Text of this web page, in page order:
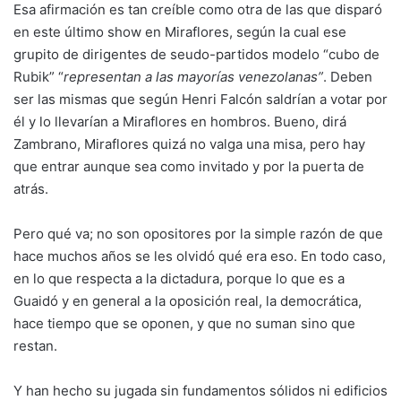
Esa afirmación es tan creíble como otra de las que disparó
en este último show en Miraflores, según la cual ese
grupito de dirigentes de seudo-partidos modelo “cubo de
Rubik” “representan a las mayorías venezolanas”. Deben
ser las mismas que según Henri Falcón saldrían a votar por
él y lo llevarían a Miraflores en hombros. Bueno, dirá
Zambrano, Miraflores quizá no valga una misa, pero hay
que entrar aunque sea como invitado y por la puerta de
atrás.
Pero qué va; no son opositores por la simple razón de que
hace muchos años se les olvidó qué era eso. En todo caso,
en lo que respecta a la dictadura, porque lo que es a
Guaidó y en general a la oposición real, la democrática,
hace tiempo que se oponen, y que no suman sino que
restan.
Y han hecho su jugada sin fundamentos sólidos ni edificios